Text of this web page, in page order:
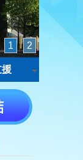
1 2